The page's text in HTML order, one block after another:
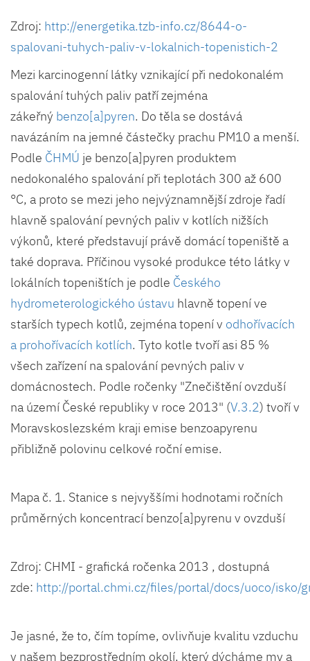
Zdroj: http://energetika.tzb-info.cz/8644-o-
spalovani-tuhych-paliv-v-lokalnich-topenistich-2
Mezi karcinogenní látky vznikající při nedokonalém
spalování tuhých paliv patří zejména
zákeřný benzo[a]pyren. Do těla se dostává
navázáním na jemné částečky prachu PM10 a menší.
Podle ČHMÚ je benzo[a]pyren produktem
nedokonalého spalování při teplotách 300 až 600
°C, a proto se mezi jeho nejvýznamnější zdroje řadí
hlavně spalování pevných paliv v kotlích nižších
výkonů, které představují právě domácí topeniště a
také doprava. Příčinou vysoké produkce této látky v
lokálních topeništích je podle Českého
hydrometerologického ústavu hlavně topení ve
starších typech kotlů, zejména topení v odhořívacích
a prohořívacích kotlích. Tyto kotle tvoří asi 85 %
všech zařízení na spalování pevných paliv v
domácnostech. Podle ročenky "Znečištění ovzduší
na území České republiky v roce 2013" (V.3.2) tvoří v
Moravskoslezském kraji emise benzoapyrenu
přibližně polovinu celkové roční emise.
Mapa č. 1. Stanice s nejvyššími hodnotami ročních
průměrných koncentrací benzo[a]pyrenu v ovzduší
Zdroj: CHMI - grafická ročenka 2013 , dostupná
zde: http://portal.chmi.cz/files/portal/docs/uoco/isko/
Je jasné, že to, čím topíme, ovlivňuje kvalitu vzduchu
v našem bezprostředním okolí, který dýcháme my a